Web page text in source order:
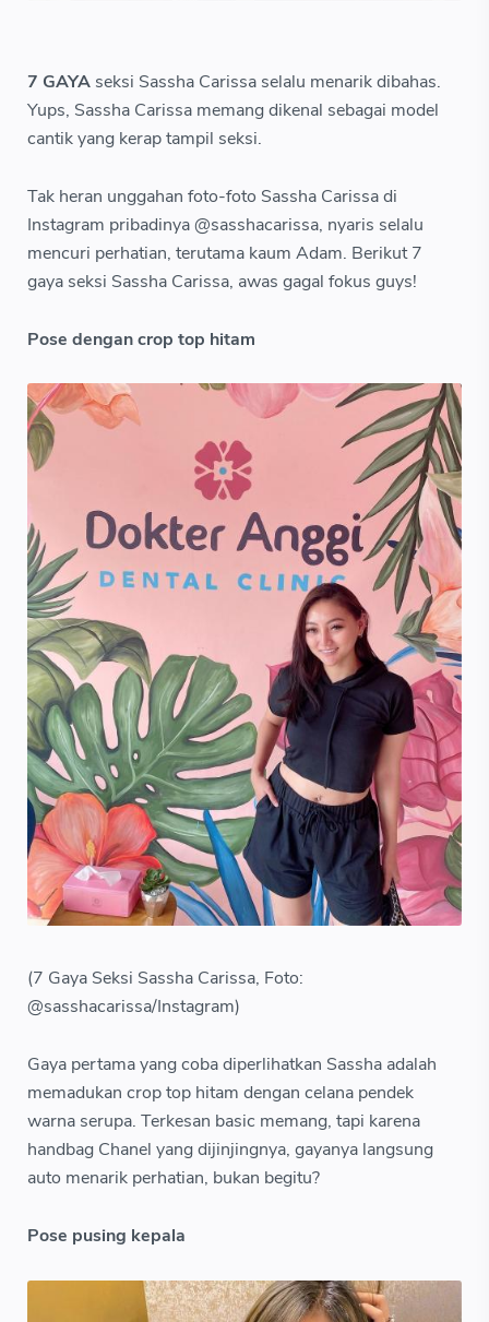
7 GAYA seksi Sassha Carissa selalu menarik dibahas.
Yups, Sassha Carissa memang dikenal sebagai model
cantik yang kerap tampil seksi.
Tak heran unggahan foto-foto Sassha Carissa di
Instagram pribadinya @sasshacarissa, nyaris selalu
mencuri perhatian, terutama kaum Adam. Berikut 7
gaya seksi Sassha Carissa, awas gagal fokus guys!
Pose dengan crop top hitam
(7 Gaya Seksi Sassha Carissa, Foto:
@sasshacarissa/Instagram)
Gaya pertama yang coba diperlihatkan Sassha adalah
memadukan crop top hitam dengan celana pendek
warna serupa. Terkesan basic memang, tapi karena
handbag Chanel yang dijinjingnya, gayanya langsung
auto menarik perhatian, bukan begitu?
Pose pusing kepala